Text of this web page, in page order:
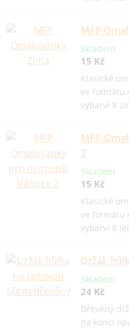
MFP
Skladem
15 Kč
Klasické
ve formátu
vybarví 8
MFP
2
Skladem
15 Kč
Klasické
ve formátu
vybarví 8
Držák
Skladem
24 Kč
Dřevěný
na konci